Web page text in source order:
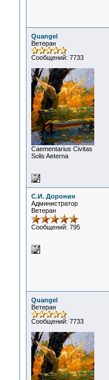
Quangel
Ветеран
Сообщений: 7733
Сaementarius Civitas
Solis Aeterna
С.И. Доронин
Администратор
Ветеран
Сообщений: 795
Quangel
Ветеран
Сообщений: 7733